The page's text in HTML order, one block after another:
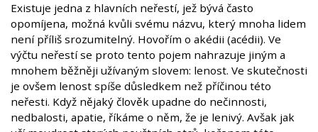
Existuje jedna z hlavních neřestí, jež bývá často
opomíjena, možná kvůli svému názvu, který mnoha lidem
není příliš srozumitelný. Hovořím o akédii (acédii). Ve
výčtu neřestí se proto tento pojem nahrazuje jiným a
mnohem běžněji užívaným slovem: lenost. Ve skutečnosti
je ovšem lenost spíše důsledkem než příčinou této
neřesti. Když nějaký člověk upadne do nečinnosti,
nedbalosti, apatie, říkáme o něm, že je lenivý. Avšak jak